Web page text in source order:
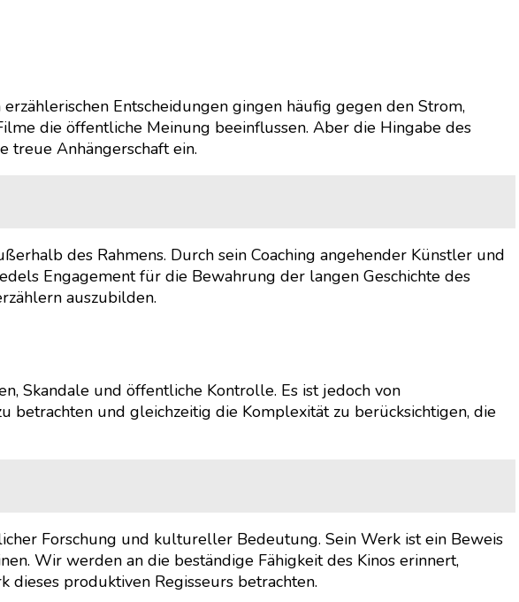
Entscheidungen gingen häufig gegen den Strom,
die öffentliche Meinung beeinflussen. Aber die Hingabe des
treue Anhängerschaft ein.
des Rahmens. Durch sein Coaching angehender Künstler und
Engagement für die Bewahrung der langen Geschichte des
auszubilden.
Skandale und öffentliche Kontrolle. Es ist jedoch von
betrachten und gleichzeitig die Komplexität zu berücksichtigen, die
Forschung und kultureller Bedeutung. Sein Werk ist ein Beweis
Wir werden an die beständige Fähigkeit des Kinos erinnert,
produktiven Regisseurs betrachten.